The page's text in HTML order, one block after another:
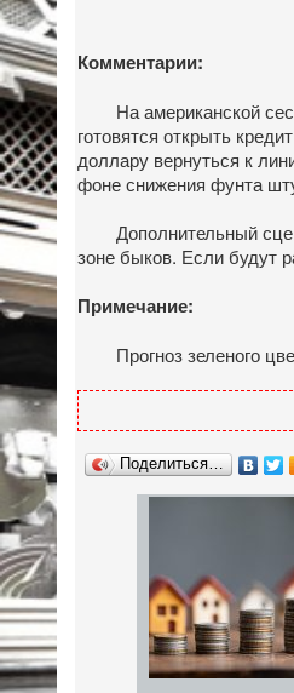
Комментарии:
На американской
готовятся открыть
доллару вернуться к
фоне снижения фунта
Дополнительный
зоне быков. Если будут
Примечание:
Прогноз зеленого
Поделиться…